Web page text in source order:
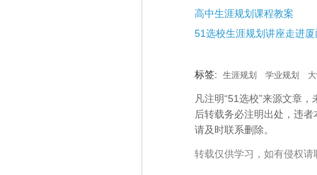
高中生涯规划课程教案
标签: 生涯规划 学业规划
凡注明“51选校”来源文章
后转载务必注明出处，违
请及时联系删除。
转载仅供学习，如有侵权